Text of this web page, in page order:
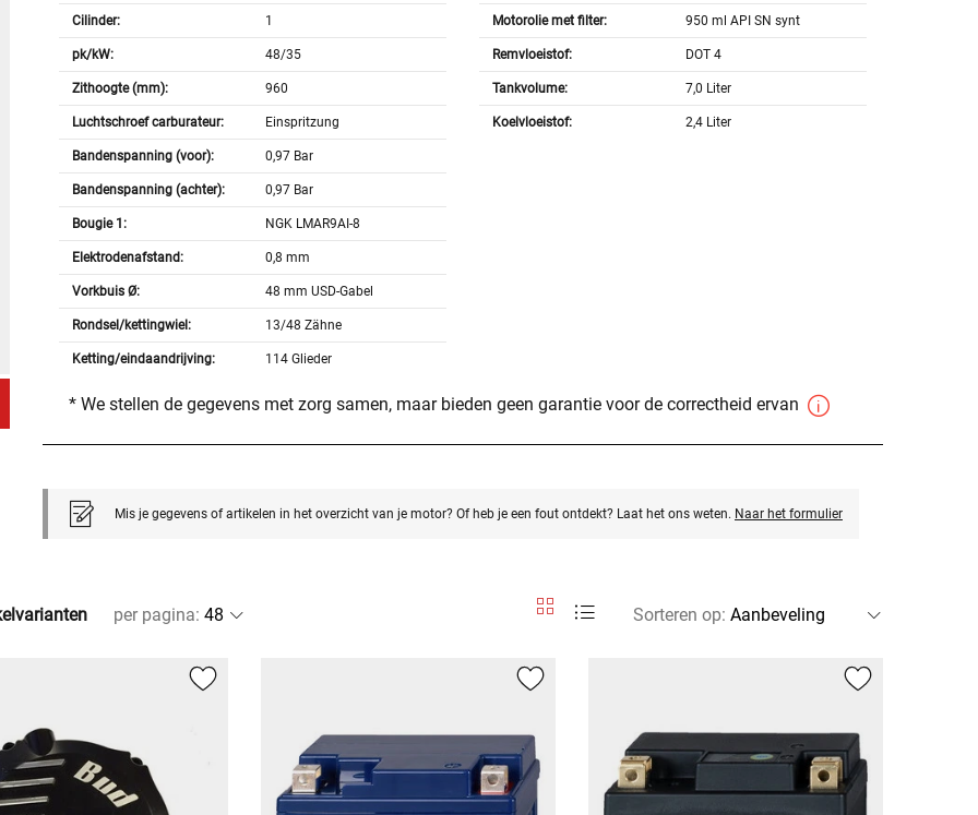
Cilinder: 1
pk/kW: 48/35
Zithoogte (mm): 960
Luchtschroef carburateur: Einspritzung
Bandenspanning (voor): 0,97 Bar
Bandenspanning (achter): 0,97 Bar
Bougie 1: NGK LMAR9AI-8
Elektrodenafstand: 0,8 mm
Vorkbuis Ø: 48 mm USD-Gabel
Rondsel/kettingwiel: 13/48 Zähne
Ketting/eindaandrijving: 114 Glieder
Motorolie met filter: 950 ml API SN synt
Remvloeistof: DOT 4
Tankvolume: 7,0 Liter
Koelvloeistof: 2,4 Liter
* We stellen de gegevens met zorg samen, maar bieden geen garantie voor de correctheid ervan
Mis je gegevens of artikelen in het overzicht van je motor? Of heb je een fout ontdekt? Laat het ons weten. Naar het formulier
per pagina: Sorteren op: